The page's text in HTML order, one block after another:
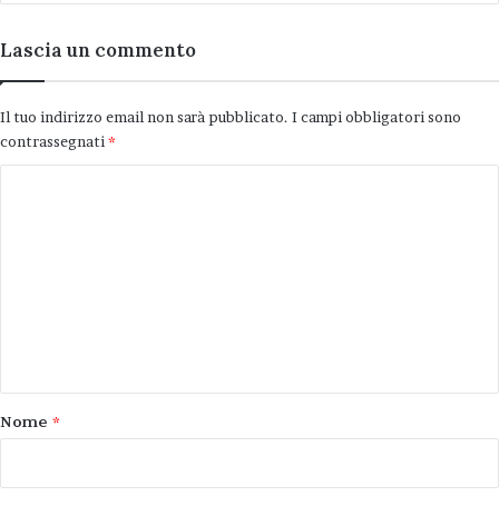
Lascia un commento
Il tuo indirizzo email non sarà pubblicato. I campi obbligatori sono
contrassegnati *
o
Nome *